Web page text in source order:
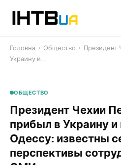
Головна › Общество › Президент
Украину и…
ОБЩЕСТВО
Президент Чехии
прибыл в Украину и
Одессу: известны
перспективы